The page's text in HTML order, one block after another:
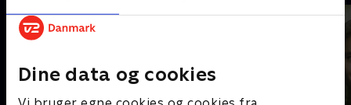
Dine data og cookies